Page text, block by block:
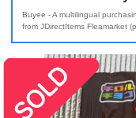
Buyee - A multilingual
from JDirectItems Fleamarket